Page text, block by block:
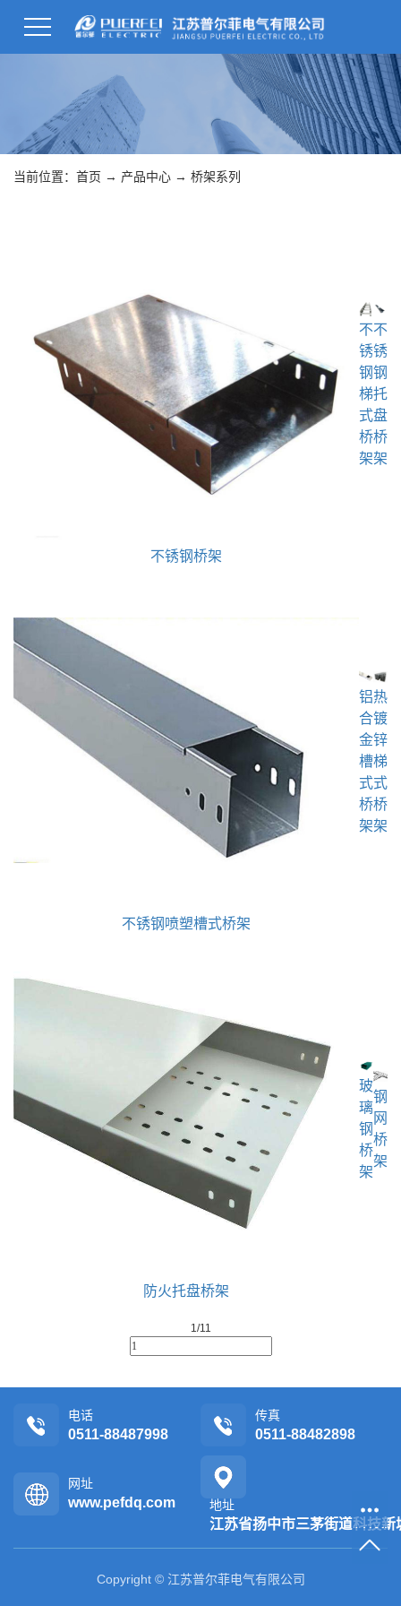
当前位置： 首页 → 产品中心 → 桥架系列
不锈钢桥架
不
锈
钢
梯
式
桥
架
不
锈
钢
托
盘
桥
架
不锈钢喷塑槽式桥架
铝
合
金
槽
式
桥
架
热
镀
锌
梯
式
桥
架
防火托盘桥架
玻
璃
钢
桥
架
钢
网
桥
架
1/11
电话
0511-88487998
传真
0511-88482898
网址
www.pefdq.com 地址
江苏省扬中市三茅街道科技新
Copyright © 江苏普尔菲电气有限公司